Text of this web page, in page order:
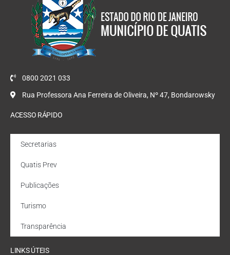
0800 2021 033
Rua Professora Ana Ferreira de Oliveira, Nº 47, Bondarowsky
ACESSO RÁPIDO
Secretarias
Quatis Prev
Publicações
Turismo
Transparência
LINKS ÚTEIS